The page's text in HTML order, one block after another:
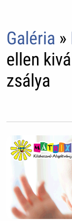
Galéria »
ellen
zsálya